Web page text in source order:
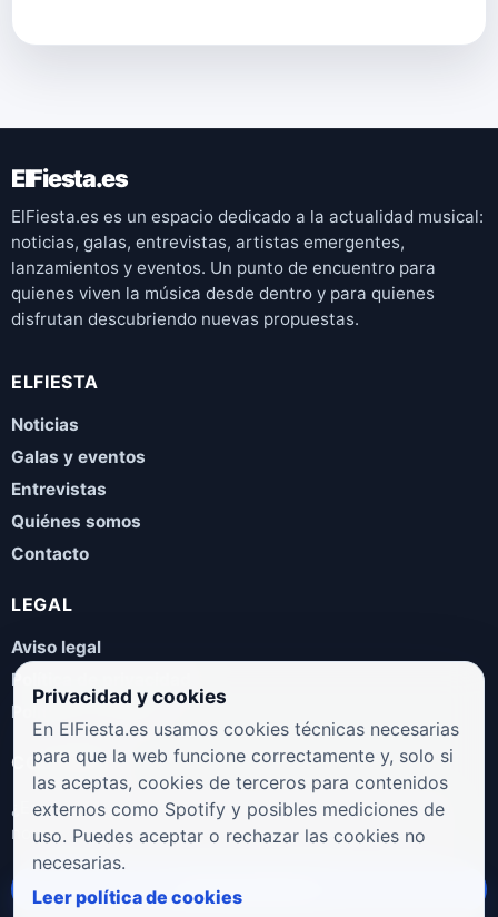
ElFiesta.es
ElFiesta.es es un espacio dedicado a la actualidad musical:
noticias, galas, entrevistas, artistas emergentes,
lanzamientos y eventos. Un punto de encuentro para
quienes viven la música desde dentro y para quienes
disfrutan descubriendo nuevas propuestas.
ELFIESTA
Noticias
Galas y eventos
Entrevistas
Quiénes somos
Contacto
LEGAL
Aviso legal
Política de privacidad
Política de cookies
COLABORA
¿Eres artista, manager, sello o promotor? Envíanos tus
novedades, galas, entrevistas o propuestas musicales.
Enviar propuesta
Privacidad y cookies
En ElFiesta.es usamos cookies técnicas necesarias
para que la web funcione correctamente y, solo si
las aceptas, cookies de terceros para contenidos
externos como Spotify y posibles mediciones de
uso. Puedes aceptar o rechazar las cookies no
necesarias.
Leer política de cookies